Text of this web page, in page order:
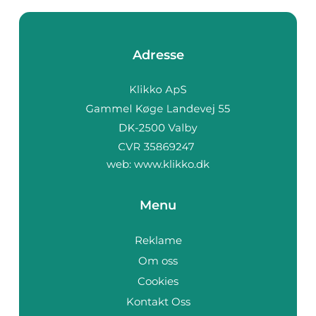
Adresse
web: www.klikko.dk
Menu
Reklame
Om oss
Cookies
Kontakt Oss